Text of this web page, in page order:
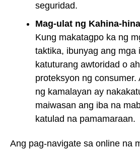
seguridad.
Mag-ulat ng Kahina-
Kung makatagpo ka ng
taktika, ibunyag ang mga
katuturang awtoridad o
proteksyon ng consumer.
ng kamalayan ay
maiwasan ang iba na
katulad na pamamaraan.
Ang pag-navigate sa online na